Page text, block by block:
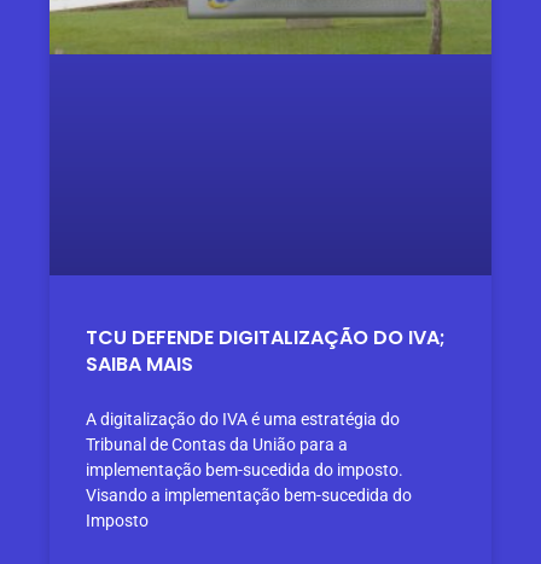
TCU DEFENDE DIGITALIZAÇÃO DO IVA;
SAIBA MAIS
A digitalização do IVA é uma estratégia do
Tribunal de Contas da União para a
implementação bem-sucedida do imposto.
Visando a implementação bem-sucedida do
Imposto